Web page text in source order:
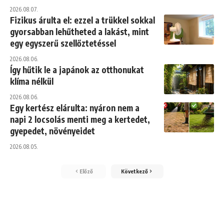
2026.08.07.
Fizikus árulta el: ezzel a trükkel sokkal
gyorsabban lehűtheted a lakást, mint
egy egyszerű szellőztetéssel
2026.08.06.
Így hűtik le a japánok az otthonukat
klíma nélkül
2026.08.06.
Egy kertész elárulta: nyáron nem a
napi 2 locsolás menti meg a kertedet,
gyepedet, növényeidet
2026.08.05.
Előző Következő